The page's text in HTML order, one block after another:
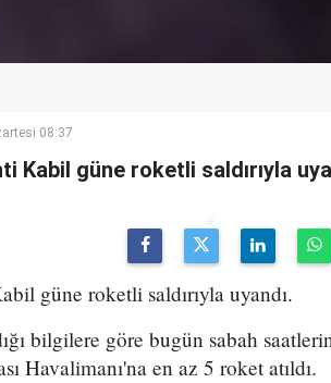
08:37
Kabil güne roketli saldırıyla
güne roketli saldırıyla uyandı.
bilgilere göre bugün sabah
Havalimanı'na en az 5 roket atıldı.